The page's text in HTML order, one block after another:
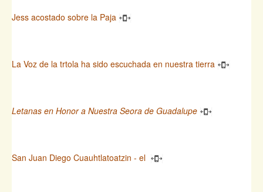
Jess acostado sobre la Paja
La Voz de la trtola ha sido escuchada en nuestra tierra
Letanas en Honor a Nuestra Seora de Guadalupe
San Juan Diego Cuauhtlatoatzin - el